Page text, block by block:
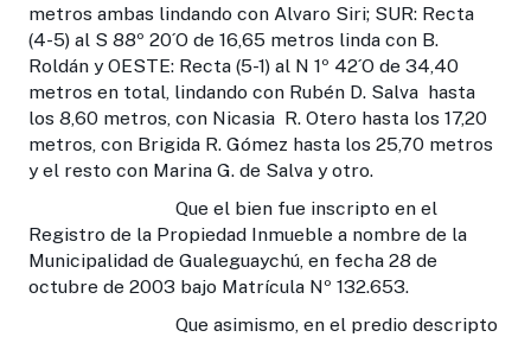
metros ambas lindando con Alvaro Siri; SUR: Recta
(4-5) al S 88º 20´O de 16,65 metros linda con B.
Roldán y OESTE: Recta (5-1) al N 1º 42´O de 34,40
metros en total, lindando con Rubén D. Salva hasta
los 8,60 metros, con Nicasia R. Otero hasta los 17,20
metros, con Brigida R. Gómez hasta los 25,70 metros
y el resto con Marina G. de Salva y otro.
Que el bien fue inscripto en el
Registro de la Propiedad Inmueble a nombre de la
Municipalidad de Gualeguaychú, en fecha 28 de
octubre de 2003 bajo Matrícula Nº 132.653.
Que asimismo, en el predio descripto